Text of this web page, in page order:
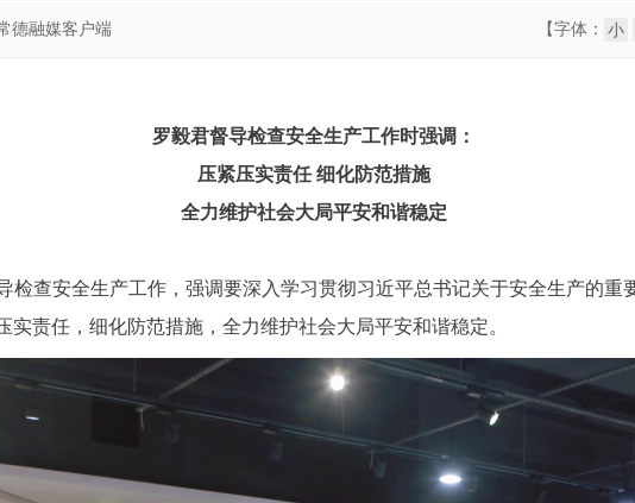
德融媒客户端 【字体： 小
罗毅君督导检查安全生产工作时强调：
压紧压实责任 细化防范措施
全力维护社会大局平安和谐稳定
检查安全生产工作，强调要深入学习贯彻习近平总书记关于安全生产的重
实责任，细化防范措施，全力维护社会大局平安和谐稳定。